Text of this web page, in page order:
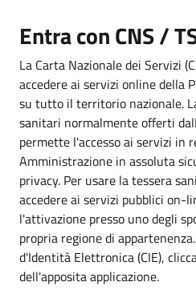
Entra con CNS /
La Carta Nazionale dei Servizi
accedere ai servizi online della
su tutto il territorio nazionale.
sanitari normalmente offerti
permette l'accesso ai servizi in
Amministrazione in assoluta
privacy. Per usare la tessera
accedere ai servizi pubblici on-
l'attivazione presso uno degli
propria regione di
d'Identità Elettronica (CIE),
dell'apposita applicazione.